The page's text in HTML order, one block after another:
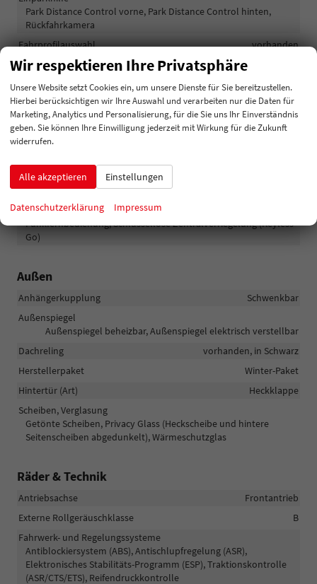
Park Distance Control vorne, Park Distance Control hinten,
Rückfahrkamera
Fahrprofilauswahl
vorhanden
Innenspiegel automatisch abblendend
Lenkung
Servolenkung
Lichttechnik
Lichtsensor, Nebelscheinwerfer, Tagfahrlicht, LED-Scheinwerfer
Pannenhilfe
Waschwasserstandsanzeige
Zentralverriegelung, Zentralverriegelung mit
Funkfernbedienung, Schlüssellose Zentralverriegelung (Keyless
Go)
Außen
Anhängerkupplung
Schwenkbar
Außenspiegel
Außenspiegel beheizbar, Außenspiegel elektrisch verstellbar
Dachreling
vorhanden, in Schwarz
Herstellerpaket
Winter-Paket
Hintertür (Art)
Heckklappe
Scheiben, Verglasung
Getönte Scheiben, Privacy Glass (Heckscheibe und hintere
Seitenscheiben abgedunkelt), Wärmeschutzglas
Räder & Technik
Antriebsachse
Frontantrieb
Externe Rollgeräuschklasse
B
Fahrwerk- und Regelungssysteme
Antiblockiersystem (ABS), Antischlupfregelung (ASR),
Elektronisches Stabilitäts-Programm (ESP), Traktionskontrolle
(ASR/CTS/ETS), Reifendruckkontrolle
Wir respektieren Ihre Privatsphäre
Unsere Website setzt Cookies ein, um unsere Dienste für Sie bereitzustellen.
Hierbei berücksichtigen wir Ihre Auswahl und verarbeiten nur die Daten für
Marketing, Analytics und Personalisierung, für die Sie uns Ihr Einverständnis
geben. Sie können Ihre Einwilligung jederzeit mit Wirkung für die Zukunft
widerrufen.
Alle akzeptieren Einstellungen
Datenschutzerklärung Impressum